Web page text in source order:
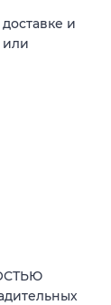
и
или